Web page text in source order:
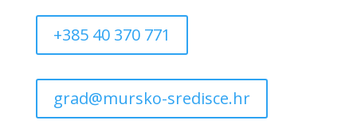
+385 40 370 771
grad@mursko-sredisce.hr